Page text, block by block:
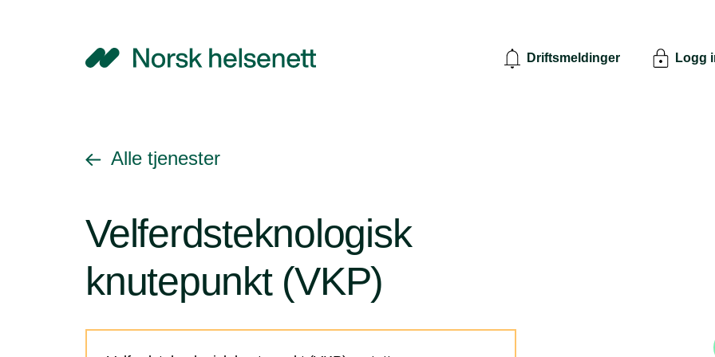
NHN Driftsmeldinger Logg
Gå tilbake til
Alle tjenester
Velferdsteknologisk
knutepunkt (VKP)